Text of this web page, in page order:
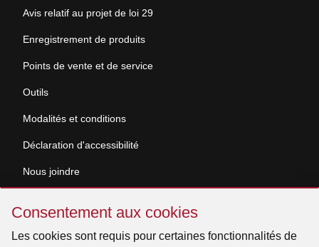
Consentement
aux
Consentement aux cookies
Les cookies sont requis pour certaines fonctionnalités de
Avis relatif au projet de loi 29
Enregistrement de produits
Points de vente et de service
Outils
Modalités et conditions
Déclaration d'accessibilité
Nous joindre
© 2026 Venmar Ventilation ULC Tous droits réservés.